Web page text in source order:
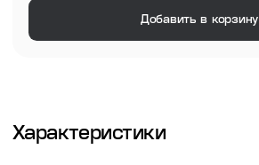
Добавить в корзину
Характеристики